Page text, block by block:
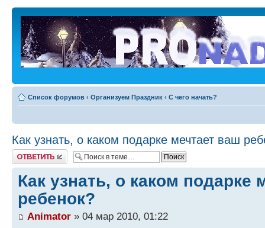
Список форумов ‹ Организуем Праздник ‹ С чего начать?
Как узнать, о каком подарке мечтает ваш
Ответить
Как узнать, о каком подарке
ребенок?
Animator » 04 мар 2010, 01:22